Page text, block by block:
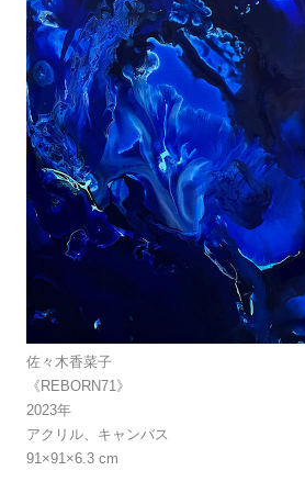
佐々木香菜子
《REBORN71》
2023年
アクリル、キャンバス
91×91×6.3 cm